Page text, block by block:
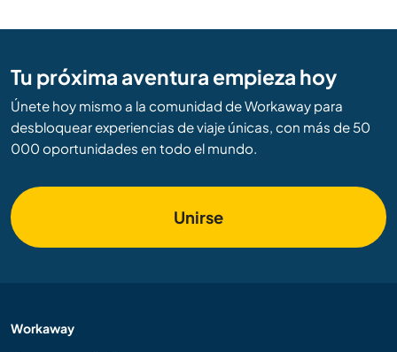
Tu próxima aventura empieza hoy
Únete hoy mismo a la comunidad de Workaway para
desbloquear experiencias de viaje únicas, con más de 50
000 oportunidades en todo el mundo.
Unirse
Workaway